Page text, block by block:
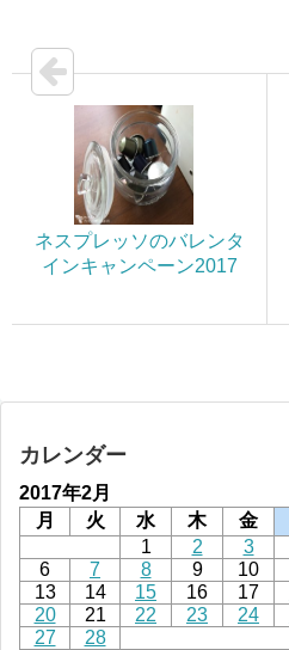
ネスプレッソのバレンタ
インキャンペーン2017
カレンダー
2017年2月
月
火 水 木 金
1
2 3
6
7 8 9 10
13
14 15 16 17
20
21 22 23 24
27
28